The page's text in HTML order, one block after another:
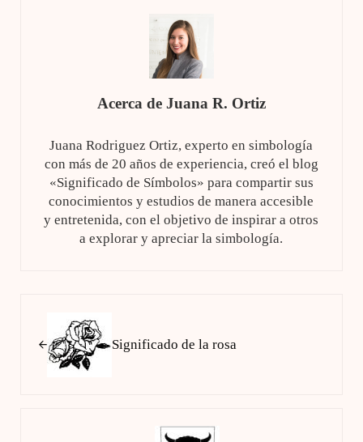
Acerca de Juana R. Ortiz
Juana Rodriguez Ortiz, experto en simbología
con más de 20 años de experiencia, creó el blog
«Significado de Símbolos» para compartir sus
conocimientos y estudios de manera accesible
y entretenida, con el objetivo de inspirar a otros
a explorar y apreciar la simbología.
Significado de la rosa